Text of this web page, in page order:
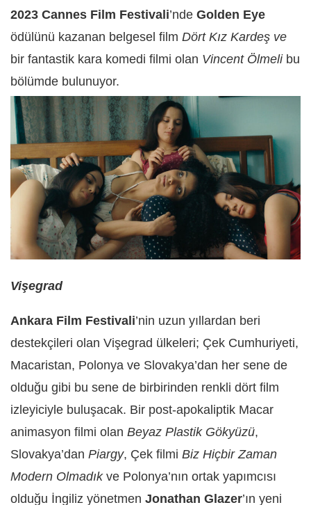
2023 Cannes Film Festivali’nde Golden Eye
ödülünü kazanan belgesel film Dört Kız Kardeş ve
bir fantastik kara komedi filmi olan Vincent Ölmeli bu
bölümde bulunuyor.
Vişegrad
Ankara Film Festivali’nin uzun yıllardan beri
destekçileri olan Vişegrad ülkeleri; Çek Cumhuriyeti,
Macaristan, Polonya ve Slovakya’dan her sene de
olduğu gibi bu sene de birbirinden renkli dört film
izleyiciyle buluşacak. Bir post-apokaliptik Macar
animasyon filmi olan Beyaz Plastik Gökyüzü,
Slovakya’dan Piargy, Çek filmi Biz Hiçbir Zaman
Modern Olmadık ve Polonya’nın ortak yapımcısı
olduğu İngiliz yönetmen Jonathan Glazer’ın yeni